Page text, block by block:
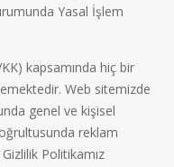
Yasal İşlem
kapsamında hiç bir
Web sitemizde
genel ve kişisel
reklam
Gizlilik Politikamız